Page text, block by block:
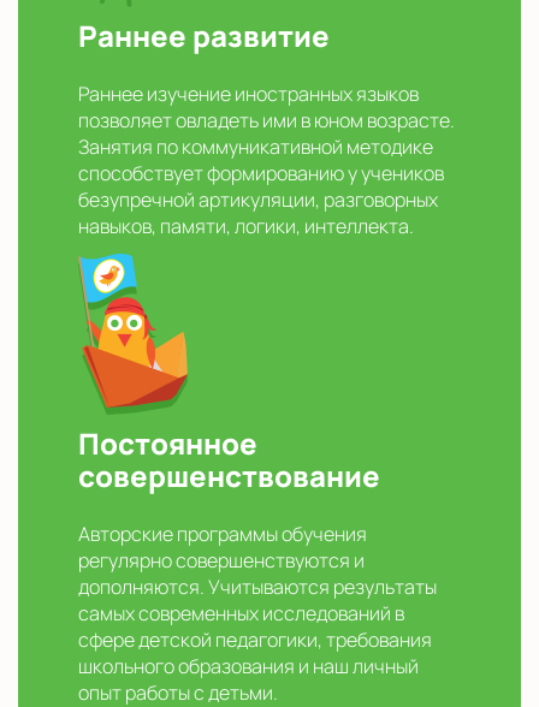
Раннее развитие
Раннее изучение иностранных языков
позволяет овладеть ими в юном возрасте.
Занятия по коммуникативной методике
способствует формированию у учеников
безупречной артикуляции, разговорных
навыков, памяти, логики, интеллекта.
Постоянное
совершенствование
Авторские программы обучения
регулярно совершенствуются и
дополняются. Учитываются результаты
самых современных исследований в
сфере детской педагогики, требования
школьного образования и наш личный
опыт работы с детьми.